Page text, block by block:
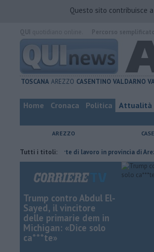
Questo sito contribuisce
TOSCANA AREZZO CASENTINO VALDARNO
Home Cronaca Politica Attualità
AREZZO
Tutti i titoli:
​Tutte le offerte di lavoro in provincia di Arezzo
Trump contro Abdul El-
Sayed, il vincitore
delle primarie dem in
Michigan: «Dice solo
ca***te»